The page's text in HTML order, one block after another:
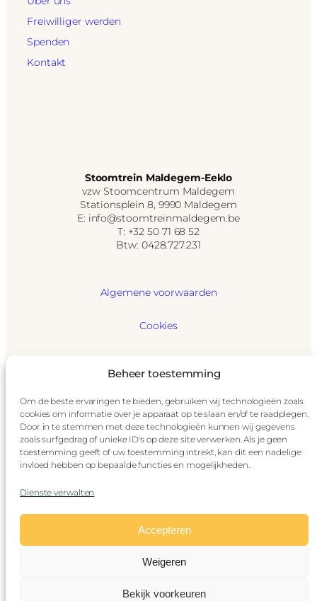
Beheer toestemming
Om de beste ervaringen te bieden, gebruiken wij technologieën zoals
cookies om informatie over je apparaat op te slaan en/of te raadplegen.
Door in te stemmen met deze technologieën kunnen wij gegevens
zoals surfgedrag of unieke ID's op deze site verwerken. Als je geen
toestemming geeft of uw toestemming intrekt, kan dit een nadelige
invloed hebben op bepaalde functies en mogelijkheden.
Dienste verwalten
Accepteren
Weigeren
Bekijk voorkeuren
Freiwilliger werden
Spenden
Kontakt
Stoomtrein Maldegem-Eeklo
vzw Stoomcentrum Maldegem
Stationsplein 8, 9990 Maldegem
E: info@stoomtreinmaldegem.be
T: +32 50 71 68 52
Btw: 0428.727.231
Algemene voorwaarden
Cookies
Disclaimer
Impressum
© Stoomtrein Maldegem-Eeklo
Alle Rechte vorbehalten bei Stoomtrein Maldegem-
Bildmaterials.
Français